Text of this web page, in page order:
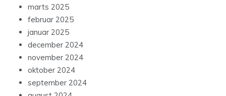
marts 2025
februar 2025
januar 2025
december 2024
november 2024
oktober 2024
september 2024